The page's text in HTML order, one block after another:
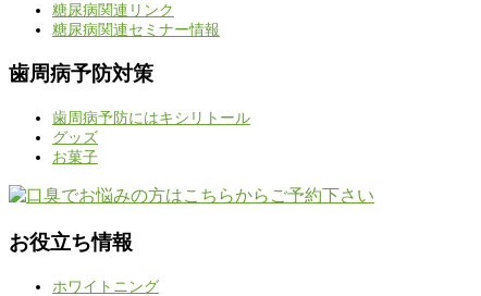
糖尿病関連リンク
糖尿病関連セミナー情報
歯周病予防対策
歯周病予防にはキシリトール
グッズ
お菓子
お役立ち情報
ホワイトニング